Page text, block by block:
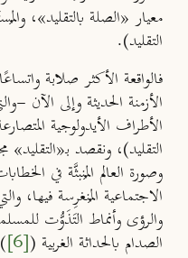
معيار «الصلة بالتقليد»،
التقليد).
فالواقعة الأكثر صلابة
الأزمنة الحديثة وإلى الآن -
الأطراف الأيدولوجية
التقليد)، ونقصد بـ«التقليد»
وصورة العالم المُنبثَّة في
الاجتماعية المُنغرِسة
والرؤى وأنماط التَذَوُّت
الصدام بالحداثة الغربية ([6]